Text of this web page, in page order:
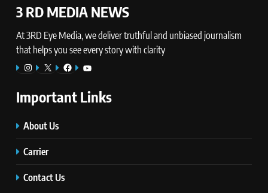
3 RD MEDIA NEWS
At 3RD Eye Media, we deliver truthful and unbiased journalism
that helps you see every story with clarity
Instagram
X Facebook
YouTube
Important Links
About Us
Carrier
Contact Us